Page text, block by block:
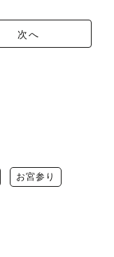
次へ
お宮参り